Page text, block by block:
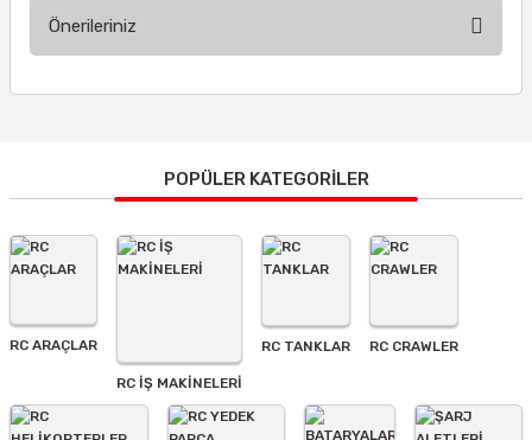
Önerileriniz
Görüş ve önerileriniz için teşekkür ederiz.
Ürün resmi kalitesiz, bozuk veya görüntülenemiyor.
Ürün açıklamasında eksik bilgiler bulunuyor.
Ürün fiyatı diğer sitelerden daha pahalı.
Bu ürüne benzer farklı alternatifler olmalı.
POPÜLER KATEGORİLER
RC ARAÇLAR
RC İŞ MAKİNELERİ
RC TANKLAR RC CRAWLER